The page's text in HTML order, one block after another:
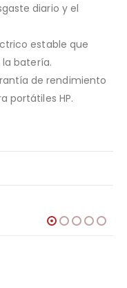
diario y el
estable que
batería.
de rendimiento
portátiles HP.